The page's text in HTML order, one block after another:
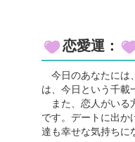
恋愛運：
今日のあなたには
は、今日という千載
また、恋人がいる
です。デートに出か
達も幸せな気持ちに